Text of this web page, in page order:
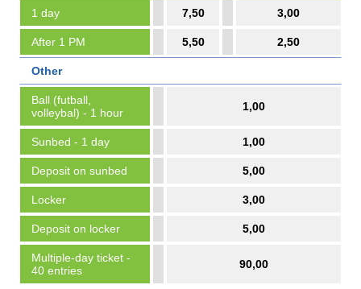
1 day 7,50 3,00
After 1 PM 5,50 2,50
Other
Ball (futball,
volleybal) - 1 hour
1,00
Sunbed - 1 day 1,00
Deposit on sunbed 5,00
Locker 3,00
Deposit on locker 5,00
Multiple-day ticket -
40 entries
90,00